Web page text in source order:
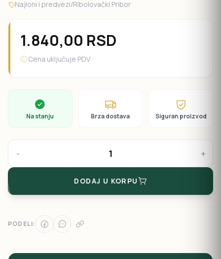
Najloni i predvezi/Ribolovački Pribor
1.840,00 RSD
Cena uključuje PDV
Na stanju Brza dostava Siguran proizvod
- +
DODAJ U KORPU
PODELI: